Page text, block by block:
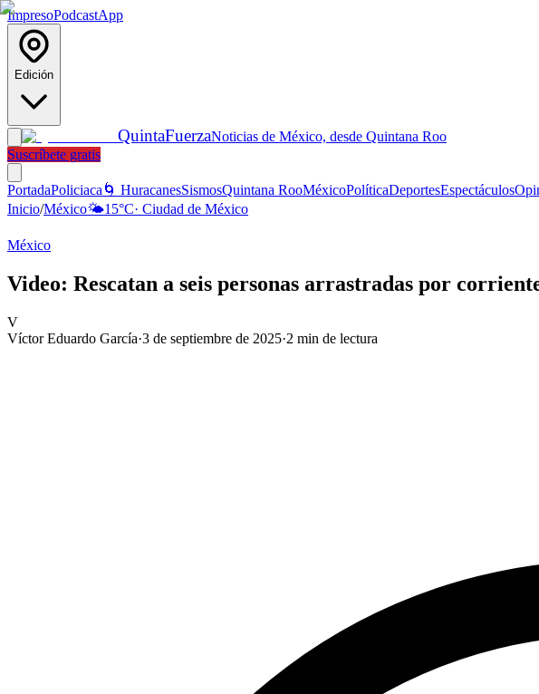
ImpresoPodcastApp
Edición
QuintaFuerzaNoticias de México, desde Quintana Roo
Suscríbete gratis
PortadaPoliciaca 🌀 HuracanesSismosQuintana RooMéxicoPolíticaDeportesEspectáculos
Inicio/México🌤️15°C· Ciudad de México
México
Video: Rescatan a seis personas arrastradas por
V
Víctor Eduardo García·3 de septiembre de 2025·2 min de lectura